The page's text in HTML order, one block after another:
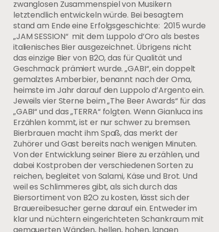
zwanglosen Zusammenspiel von Musikern
letztendlich entwickeln würde. Bei besagtem
stand am Ende eine Erfolgsgeschichte: 2015 wurde
„JAM SESSION“ mit dem Luppolo d’Oro als bestes
italienisches Bier ausgezeichnet. Übrigens nicht
das einzige Bier von B2O, das für Qualität und
Geschmack prämiert wurde. „GABI“, ein doppelt
gemalztes Amberbier, benannt nach der Oma,
heimste im Jahr darauf den Luppolo d’Argento ein.
Jeweils vier Sterne beim „The Beer Awards“ für das
„GABI“ und das „TERRA“ folgten. Wenn Gianluca ins
Erzählen kommt, ist er nur schwer zu bremsen.
Bierbrauen macht ihm Spaß, das merkt der
Zuhörer und Gast bereits nach wenigen Minuten.
Von der Entwicklung seiner Biere zu erzählen, und
dabei Kostproben der verschiedenen Sorten zu
reichen, begleitet von Salami, Käse und Brot. Und
weil es Schlimmeres gibt, als sich durch das
Biersortiment von B2O zu kosten, lässt sich der
Brauereibesucher gerne darauf ein. Entweder im
klar und nüchtern eingerichteten Schankraum mit